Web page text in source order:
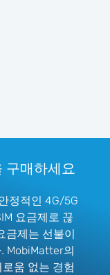
구매하세요
정적인 4G/5G
요금제로 끊
제는 선불이
MobiMatter의
움 없는 경험